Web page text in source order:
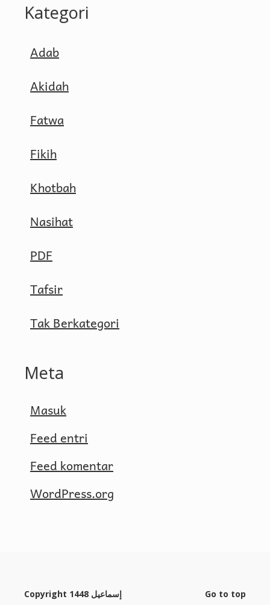
Kategori
Adab
Akidah
Fatwa
Fikih
Khotbah
Nasihat
PDF
Tafsir
Tak Berkategori
Meta
Masuk
Feed entri
Feed komentar
WordPress.org
Copyright 1448 إسماعيل
Go to top